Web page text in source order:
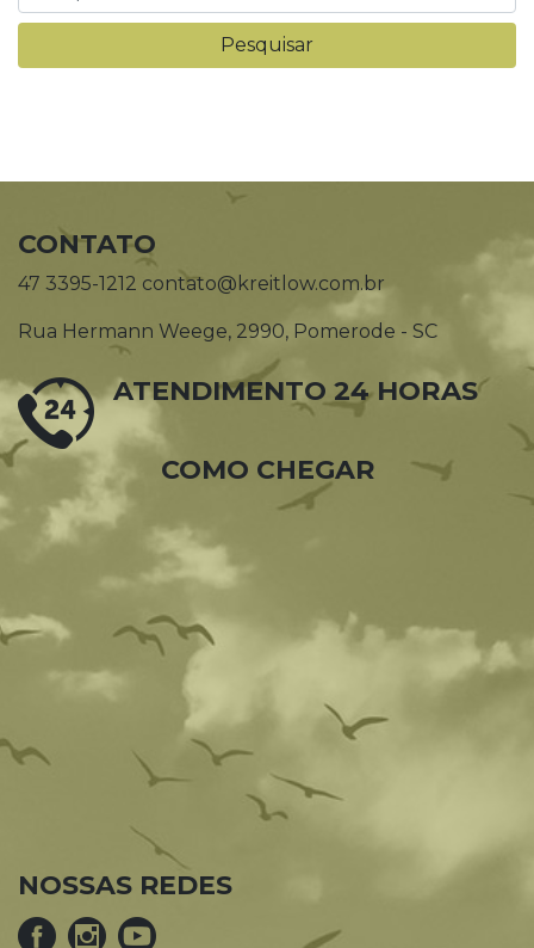
CONTATO
47 3395-1212 contato@kreitlow.com.br
Rua Hermann Weege, 2990, Pomerode - SC
ATENDIMENTO 24 HORAS
COMO CHEGAR
NOSSAS REDES